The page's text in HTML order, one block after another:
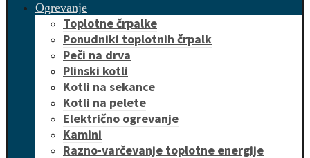
Ogrevanje
Toplotne črpalke
Ponudniki toplotnih črpalk
Peči na drva
Plinski kotli
Kotli na sekance
Kotli na pelete
Električno ogrevanje
Kamini
Razno-varčevanje toplotne energije